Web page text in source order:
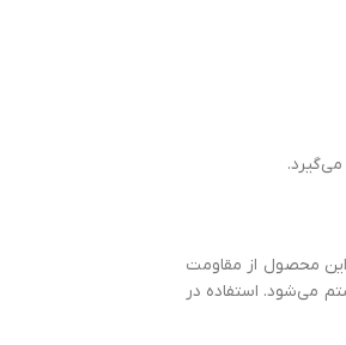
محصول از مقاومت
می‌شود. استفاده در